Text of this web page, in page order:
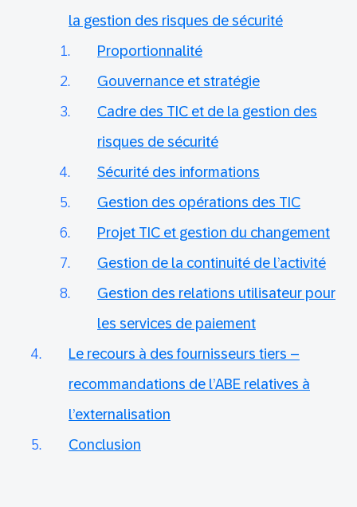
la gestion des risques de sécurité
Proportionnalité
Gouvernance et stratégie
Cadre des TIC et de la gestion des
risques de sécurité
Sécurité des informations
Gestion des opérations des TIC
Projet TIC et gestion du changement
Gestion de la continuité de l’activité
Gestion des relations utilisateur pour
les services de paiement
Le recours à des fournisseurs tiers –
recommandations de l’ABE relatives à
l’externalisation
Conclusion